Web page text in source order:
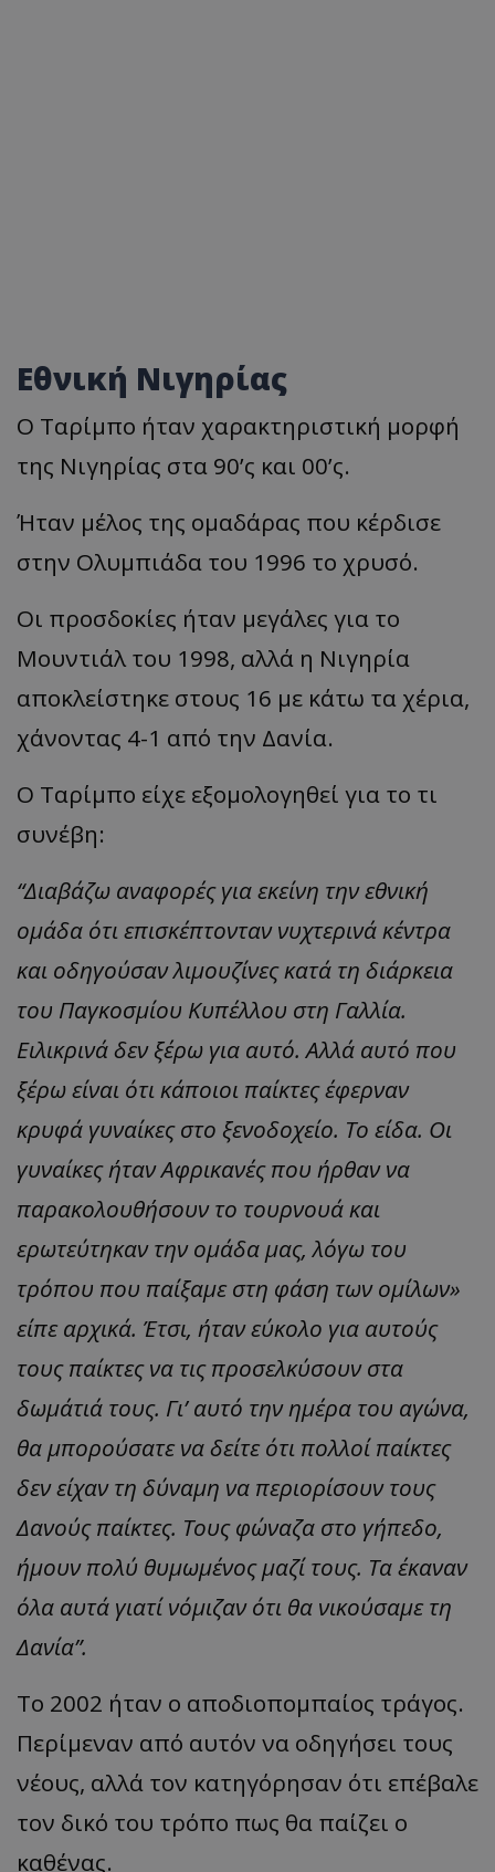
Εθνική Νιγηρίας
O Ταρίμπο ήταν χαρακτηριστική μορφή
της Νιγηρίας στα 90’ς και 00’ς.
Ήταν μέλος της ομαδάρας που κέρδισε
στην Ολυμπιάδα του 1996 το χρυσό.
Οι προσδοκίες ήταν μεγάλες για το
Μουντιάλ του 1998, αλλά η Νιγηρία
αποκλείστηκε στους 16 με κάτω τα χέρια,
χάνοντας 4-1 από την Δανία.
Ο Ταρίμπο είχε εξομολογηθεί για το τι
συνέβη:
“Διαβάζω αναφορές για εκείνη την εθνική
ομάδα ότι επισκέπτονταν νυχτερινά κέντρα
και οδηγούσαν λιμουζίνες κατά τη διάρκεια
του Παγκοσμίου Κυπέλλου στη Γαλλία.
Ειλικρινά δεν ξέρω για αυτό. Αλλά αυτό που
ξέρω είναι ότι κάποιοι παίκτες έφερναν
κρυφά γυναίκες στο ξενοδοχείο. Το είδα. Οι
γυναίκες ήταν Αφρικανές που ήρθαν να
παρακολουθήσουν το τουρνουά και
ερωτεύτηκαν την ομάδα μας, λόγω του
τρόπου που παίξαμε στη φάση των ομίλων»
είπε αρχικά. Έτσι, ήταν εύκολο για αυτούς
τους παίκτες να τις προσελκύσουν στα
δωμάτιά τους. Γι’ αυτό την ημέρα του αγώνα,
θα μπορούσατε να δείτε ότι πολλοί παίκτες
δεν είχαν τη δύναμη να περιορίσουν τους
Δανούς παίκτες. Τους φώναζα στο γήπεδο,
ήμουν πολύ θυμωμένος μαζί τους. Τα έκαναν
όλα αυτά γιατί νόμιζαν ότι θα νικούσαμε τη
Δανία”.
Το 2002 ήταν ο αποδιοπομπαίος τράγος.
Περίμεναν από αυτόν να οδηγήσει τους
νέους, αλλά τον κατηγόρησαν ότι επέβαλε
τον δικό του τρόπο πως θα παίζει ο
καθένας.